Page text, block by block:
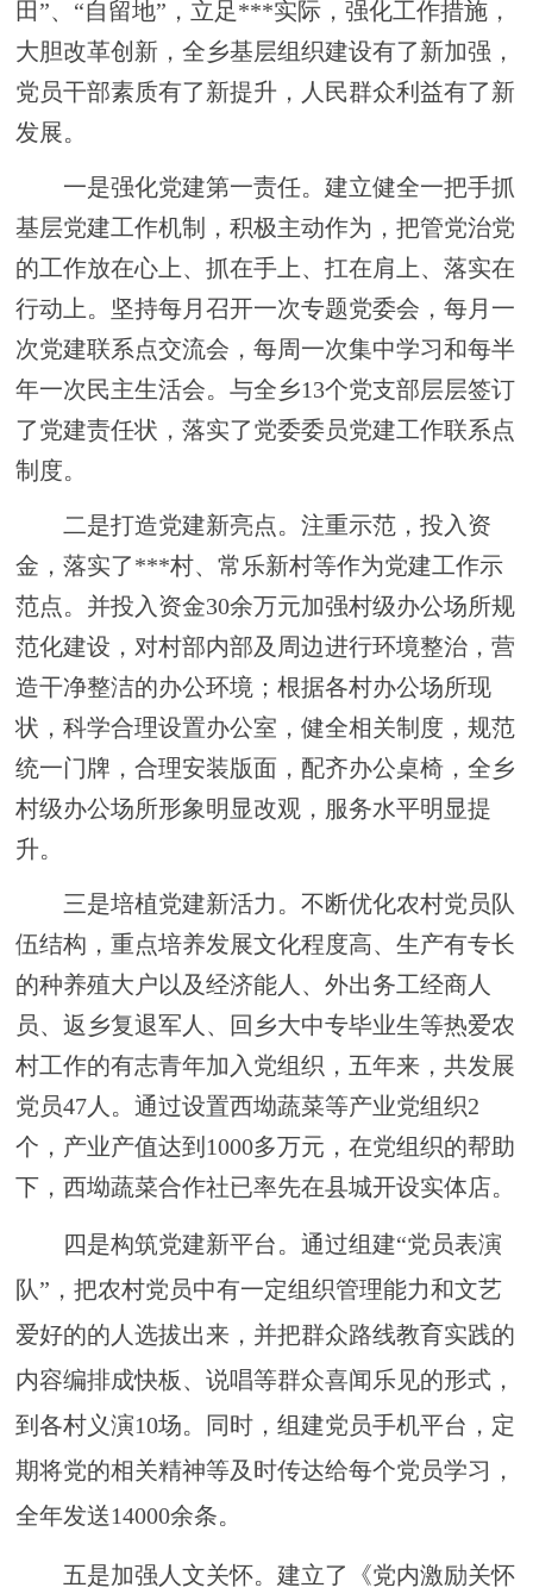
田”、“自留地”，立足***实际，强化工作措施，
大胆改革创新，全乡基层组织建设有了新加强，
党员干部素质有了新提升，人民群众利益有了新
发展。
一是强化党建第一责任。建立健全一把手抓
基层党建工作机制，积极主动作为，把管党治党
的工作放在心上、抓在手上、扛在肩上、落实在
行动上。坚持每月召开一次专题党委会，每月一
次党建联系点交流会，每周一次集中学习和每半
年一次民主生活会。与全乡13个党支部层层签订
了党建责任状，落实了党委委员党建工作联系点
制度。
二是打造党建新亮点。注重示范，投入资
金，落实了***村、常乐新村等作为党建工作示
范点。并投入资金30余万元加强村级办公场所规
范化建设 ，对村部内部及周边进行环境整治，营
造干净整洁的办公环境；根据各村办公场所现
状，科学合理设置办公室，健全相关制度，规范
统一门牌，合理安装版面，配齐办公桌椅，全乡
村级办公场所形象明显改观，服务水平明显提
升。
三是培植党建新活力。不断优化农村党员队
伍结构 ，重点培养发展文化程度高、生产有专长
的种养殖大户以及经济能人、外出务工经商人
员、返乡复退军人、回乡大中专毕业生等热爱农
村工作的有志青年加入党组织 ， 五年来，共发展
党员47人。通过设置西坳蔬菜等产业党组织2
个，产业产值达到1000多万元，在党组织的帮助
下，西坳蔬菜合作社已率先在县城开设实体店。
四是构筑党建新平台。通过组建“党员表演
队”，把农村党员中有一定组织管理能力和文艺
爱好的的人选拔出来，并把群众路线教育实践的
内容编排成快板、说唱等群众喜闻乐见的形式，
到各村义演10场。同时，组建党员手机平台，定
期将党的相关精神等及时传达给每个党员学习，
全年发送14000余条。
五是加强人文关怀。建立了《党内激励关怀